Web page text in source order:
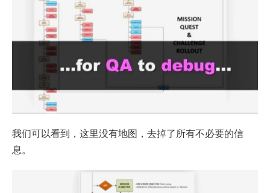
我们可以看到，这里没有地图，去掉了所有不必要的信
息。